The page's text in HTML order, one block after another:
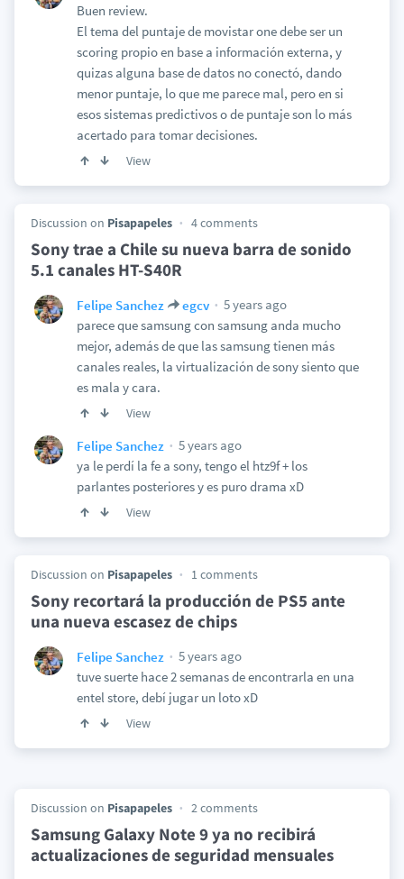
Buen review.
El tema del puntaje de movistar one debe ser un
scoring propio en base a información externa, y
quizas alguna base de datos no conectó, dando
menor puntaje, lo que me parece mal, pero en si
esos sistemas predictivos o de puntaje son lo más
acertado para tomar decisiones.
View
Discussion on Pisapapeles 4 comments
Sony trae a Chile su nueva barra de sonido
5.1 canales HT-S40R
Felipe Sanchez egcv
5 years ago
parece que samsung con samsung anda mucho
mejor, además de que las samsung tienen más
canales reales, la virtualización de sony siento que
es mala y cara.
View
Felipe Sanchez
5 years ago
ya le perdí la fe a sony, tengo el htz9f + los
parlantes posteriores y es puro drama xD
View
Discussion on Pisapapeles 1 comments
Sony recortará la producción de PS5 ante
una nueva escasez de chips
Felipe Sanchez
5 years ago
tuve suerte hace 2 semanas de encontrarla en una
entel store, debí jugar un loto xD
View
Discussion on Pisapapeles 2 comments
Samsung Galaxy Note 9 ya no recibirá
actualizaciones de seguridad mensuales